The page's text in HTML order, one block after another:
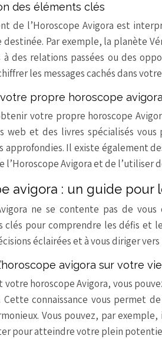
des éléments clés
de l’Horoscope Avigora est
destinée. Par exemple, la planète
à des relations passées ou des
les messages cachés dans
propre horoscope avigora
votre propre horoscope
web et des livres spécialisés
approfondies. Il existe également
l’Horoscope Avigora et de
avigora : un guide pour
ne se contente pas de
clés pour comprendre les défis et
éclairées et à vous diriger
avigora sur votre vie
votre horoscope Avigora, vous
Cette connaissance vous permet
Vous pouvez, par
pour atteindre votre plein